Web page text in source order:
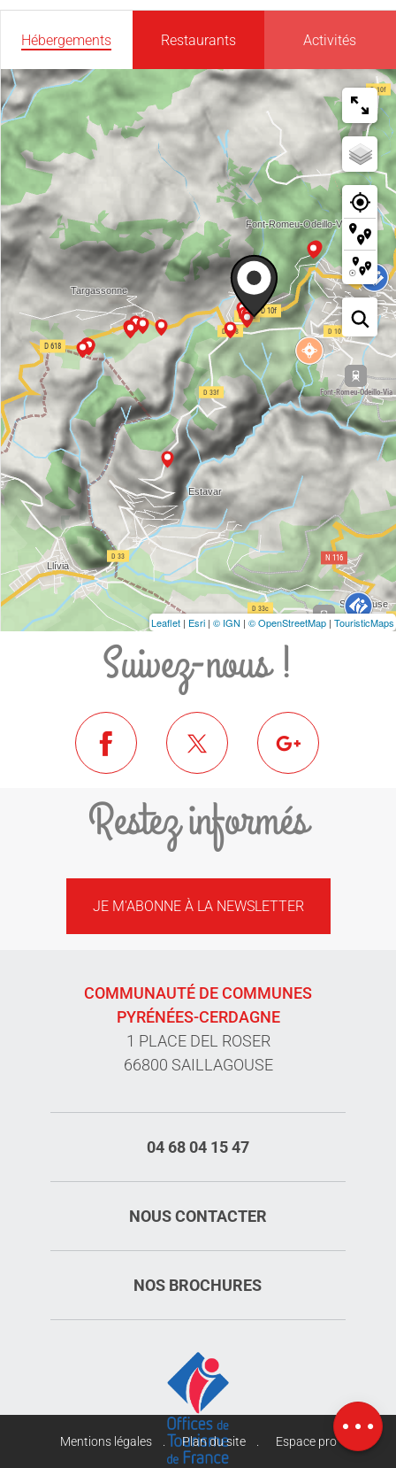
Carte
Hébergements Restaurants Activités
Leaflet | Esri | © IGN | © OpenStreetMap | TouristicMaps
Suivez-nous !
Restez informés
JE M'ABONNE À LA NEWSLETTER
COMMUNAUTÉ DE COMMUNES
PYRÉNÉES-CERDAGNE
1 PLACE DEL ROSER
66800 SAILLAGOUSE
04 68 04 15 47
NOUS CONTACTER
NOS BROCHURES
Mentions légales Plan du site Espace pro